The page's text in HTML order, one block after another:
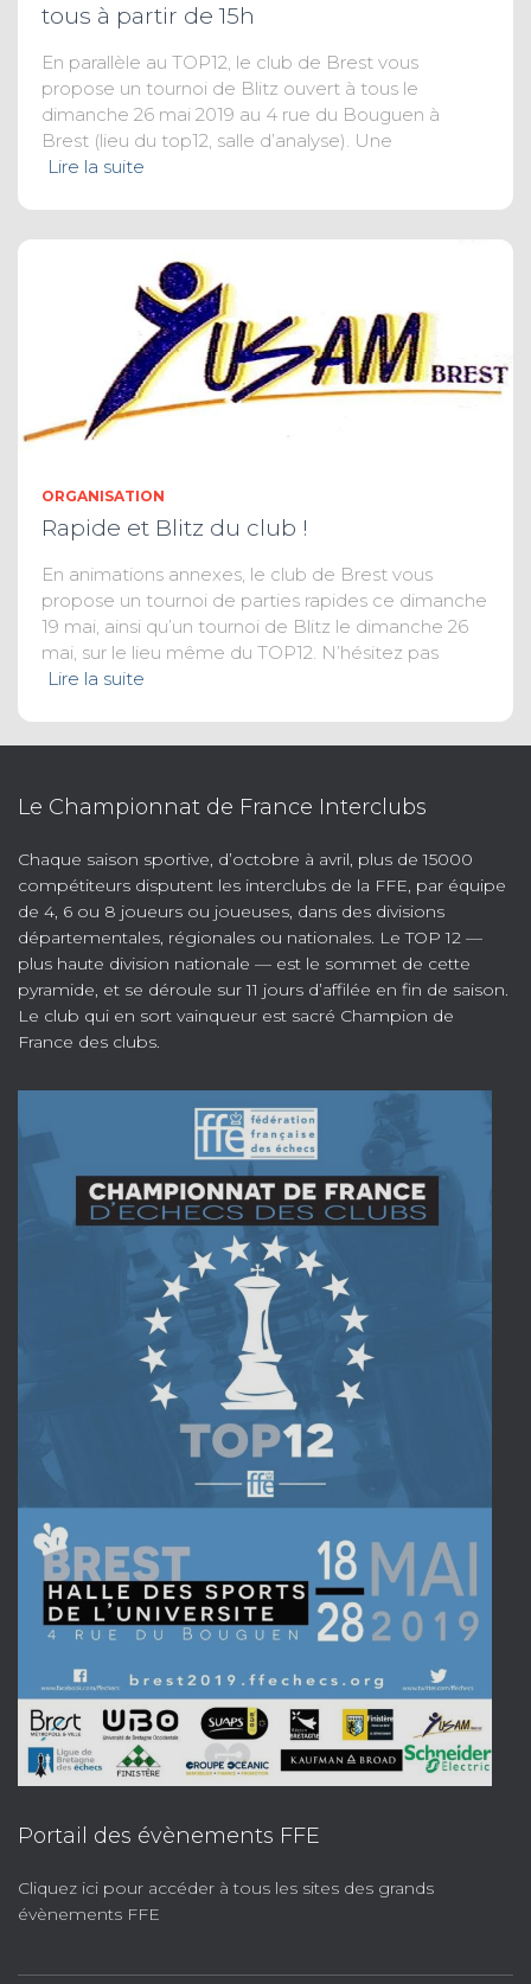
tous à partir de 15h
En parallèle au TOP12, le club de Brest vous
propose un tournoi de Blitz ouvert à tous le
dimanche 26 mai 2019 au 4 rue du Bouguen à
Brest (lieu du top12, salle d’analyse). Une
Lire la suite
ORGANISATION
Rapide et Blitz du club !
En animations annexes, le club de Brest vous
propose un tournoi de parties rapides ce dimanche
19 mai, ainsi qu’un tournoi de Blitz le dimanche 26
mai, sur le lieu même du TOP12. N’hésitez pas
Lire la suite
Le Championnat de France Interclubs
Chaque saison sportive, d’octobre à avril, plus de 15000
compétiteurs disputent les interclubs de la FFE, par équipe
de 4, 6 ou 8 joueurs ou joueuses, dans des divisions
départementales, régionales ou nationales. Le TOP 12 —
plus haute division nationale — est le sommet de cette
pyramide, et se déroule sur 11 jours d’affilée en fin de saison.
Le club qui en sort vainqueur est sacré Champion de
France des clubs.
Portail des évènements FFE
Cliquez ici pour accéder à tous les sites des grands
évènements FFE